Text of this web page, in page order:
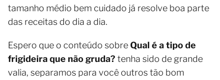
tamanho médio bem cuidado já resolve boa parte
das receitas do dia a dia.
Espero que o conteúdo sobreQual é a tipo de
frigideira que não gruda?tenha sido de grande
valia, separamos para você outros tão bom